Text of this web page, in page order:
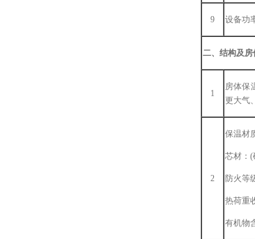
9 设备功
二、结构及房
1
房体保
更大气
2
保温材
芯材： (
防火等
热荷重
有机物